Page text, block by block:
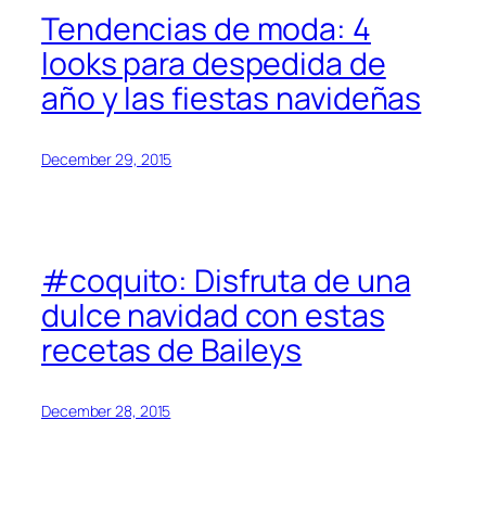
Tendencias de moda: 4
looks para despedida de
año y las fiestas navideñas
December 29, 2015
#coquito: Disfruta de una
dulce navidad con estas
recetas de Baileys
December 28, 2015